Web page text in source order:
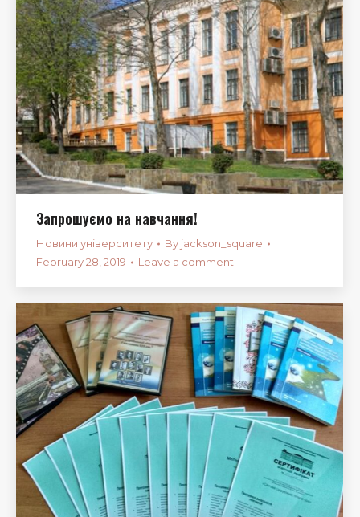
Запрошуємо на навчання!
Новини університету By jackson_square
February 28, 2019
Leave a comment